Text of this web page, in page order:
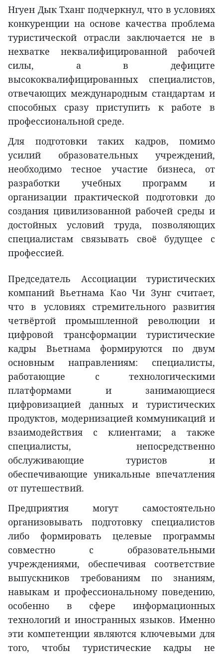
Нгуен Дык Тханг подчеркнул, что в условиях
конкуренции на основе качества проблема
туристической отрасли заключается не в
нехватке неквалифицированной рабочей
силы, а в дефиците
высококвалифицированных специалистов,
отвечающих международным стандартам и
способных сразу приступить к работе в
профессиональной среде.
Для подготовки таких кадров, помимо
усилий образовательных учреждений,
необходимо тесное участие бизнеса, от
разработки учебных программ и
организации практической подготовки до
создания цивилизованной рабочей среды и
достойных условий труда, позволяющих
специалистам связывать своё будущее с
профессией.
Председатель Ассоциации туристических
компаний Вьетнама Као Чи Зунг считает,
что в условиях стремительного развития
четвёртой промышленной революции и
цифровой трансформации туристические
кадры Вьетнама формируются по двум
основным направлениям: специалисты,
работающие с технологическими
платформами и занимающиеся
цифровизацией данных и туристических
продуктов, модернизацией коммуникаций и
взаимодействия с клиентами; а также
специалисты, непосредственно
обслуживающие туристов и
обеспечивающие уникальные впечатления
от путешествий.
Предприятия могут самостоятельно
организовывать подготовку специалистов
либо формировать целевые программы
совместно с образовательными
учреждениями, обеспечивая соответствие
выпускников требованиям по знаниям,
навыкам и профессиональному поведению,
особенно в сфере информационных
технологий и иностранных языков. Именно
эти компетенции являются ключевыми для
того, чтобы туристические кадры не